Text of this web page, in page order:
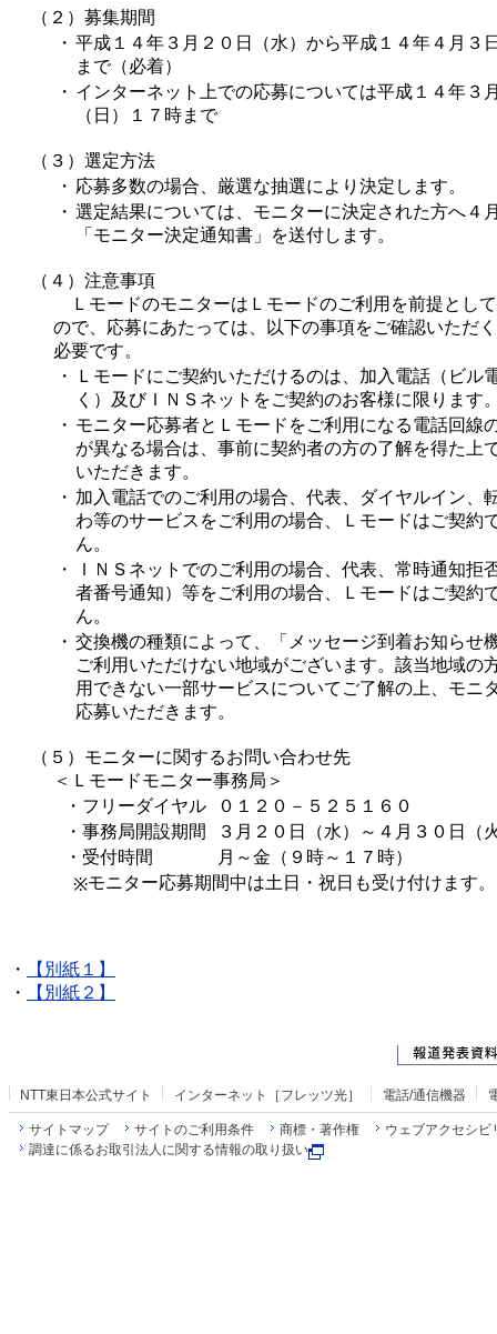
（２）募集期間
・ 平成１４年３月２０日（水）から平成１４年４月３
まで（必着）
・ インターネット上での応募については平成１４年３
（日）１７時まで
（３）選定方法
・ 応募多数の場合、厳選な抽選により決定します。
・ 選定結果については、モニターに決定された方へ４
「モニター決定通知書」を送付します。
（４）注意事項
ＬモードのモニターはＬモードのご利用を前提とし
ので、応募にあたっては、以下の事項をご確認いただ
必要です。
・
Ｌモードにご契約いただけるのは、加入電話（ビル
く）及びＩＮＳネットをご契約のお客様に限ります
・ モニター応募者とＬモードをご利用になる電話回線
が異なる場合は、事前に契約者の方の了解を得た上
いただきます。
・ 加入電話でのご利用の場合、代表、ダイヤルイン、
わ等のサービスをご利用の場合、Ｌモードはご契約
ん。
・
ＩＮＳネットでのご利用の場合、代表、常時通知拒
者番号通知）等をご利用の場合、Ｌモードはご契約
ん。
・ 交換機の種類によって、「メッセージ到着お知らせ
ご利用いただけない地域がございます。該当地域の
用できない一部サービスについてご了解の上、モニ
応募いただきます。
（５）モニターに関するお問い合わせ先
＜Ｌモードモニター事務局＞
・フリーダイヤル
０１２０－５２５１６０
・事務局開設期間
３月２０日（水）～４月３０日（
・受付時間
月～金（９時～１７時）
※モニター応募期間中は土日・祝日も受け付けます。
・
【別紙１】
・
【別紙２】
NTT東日本公式サイト インターネット［フレッツ光］ 電話/通信機器
サイトマップ サイトのご利用条件 商標・著作権
ウェブアクセシビ
調達に係るお取引法人に関する情報の取り扱い